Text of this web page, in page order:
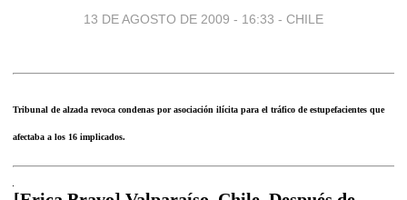
13 DE AGOSTO DE 2009 - 16:33 - CHILE
Tribunal de alzada revoca condenas por asociación ilícita para el tráfico de estupefacientes que
afectaba a los 16 implicados.